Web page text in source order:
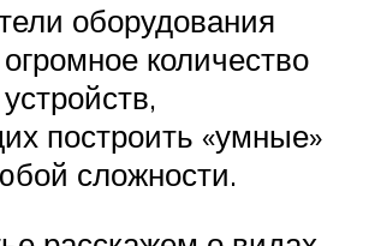
оборудования
количество
построить «умные»
сложности.